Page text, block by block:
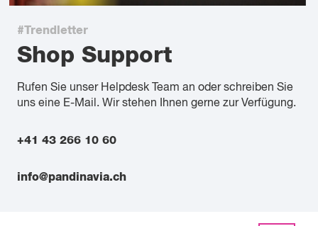
#Trendletter
Shop Support
Rufen Sie unser Helpdesk Team an oder schreiben Sie
uns eine E-Mail. Wir stehen Ihnen gerne zur Verfügung.
+41 43 266 10 60
info@pandinavia.ch